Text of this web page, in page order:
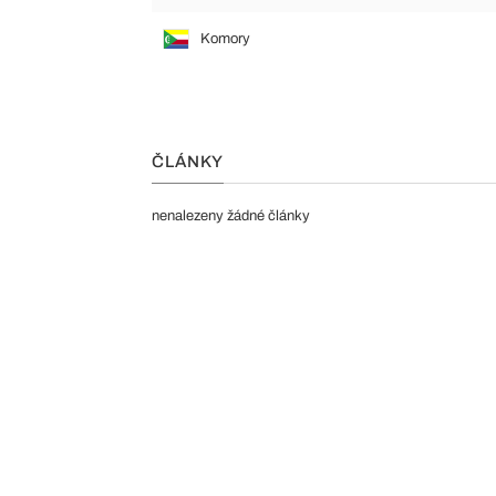
Komory
ČLÁNKY
nenalezeny žádné články